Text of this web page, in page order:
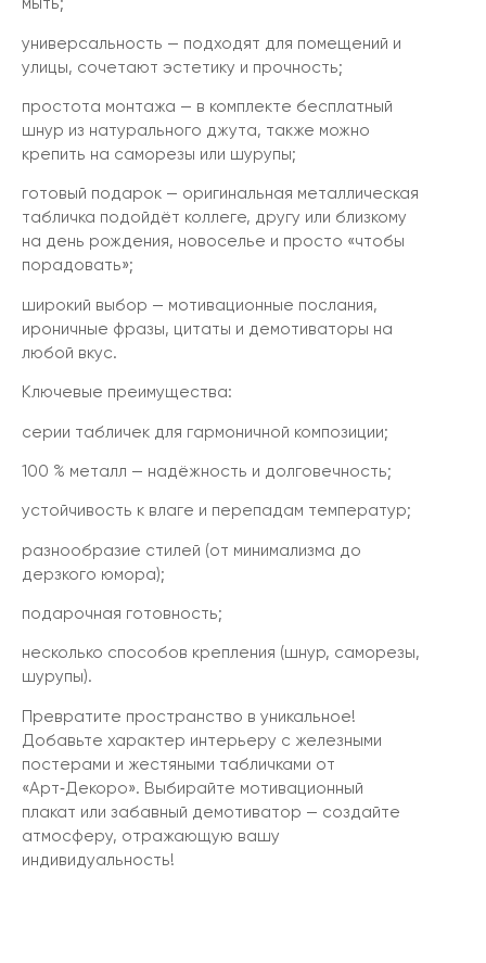
мыть;
универсальность — подходят для помещений и
улицы, сочетают эстетику и прочность;
простота монтажа — в комплекте бесплатный
шнур из натурального джута, также можно
крепить на саморезы или шурупы;
готовый подарок — оригинальная металлическая
табличка подойдёт коллеге, другу или близкому
на день рождения, новоселье и просто «чтобы
порадовать»;
широкий выбор — мотивационные послания,
ироничные фразы, цитаты и демотиваторы на
любой вкус.
Ключевые преимущества:
серии табличек для гармоничной композиции;
100 % металл — надёжность и долговечность;
устойчивость к влаге и перепадам температур;
разнообразие стилей (от минимализма до
дерзкого юмора);
подарочная готовность;
несколько способов крепления (шнур, саморезы,
шурупы).
Превратите пространство в уникальное!
Добавьте характер интерьеру с железными
постерами и жестяными табличками от
«Арт‑Декоро». Выбирайте мотивационный
плакат или забавный демотиватор — создайте
атмосферу, отражающую вашу
индивидуальность!